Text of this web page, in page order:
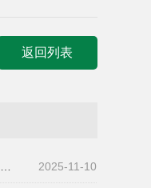
返回列表
2025-11-10